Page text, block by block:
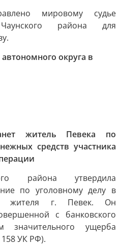
мировому судье
района для
округа в
житель Певека по
средств участника
района утвердила
по уголовному делу в
жителя г. Певек. Он
с банковского
значительного ущерба
158 УК РФ).